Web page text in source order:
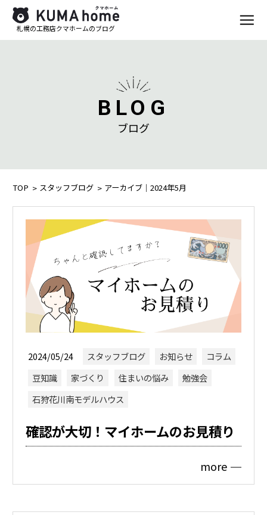
札幌の工務店クマホームのブログ
BLOG
ブログ
TOP スタッフブログ アーカイブ｜2024年5月
2024/05/24 スタッフブログ お知らせ
コラム
豆知識
家づくり 住まいの悩み
勉強会
石狩花川南モデルハウス
確認が大切！マイホームのお見積り
more